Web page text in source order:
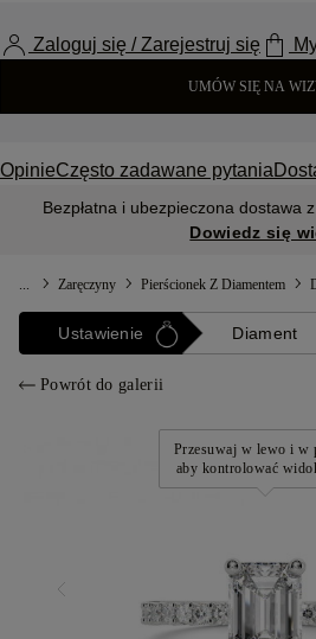
Zaloguj się / Zarejestruj się
UMÓW SIĘ NA
OpinieCzęsto zadawane pytania
Bezpłatna i ubezpieczona dostawa
Dowiedz się
... Zaręczyny Pierścionek Z Diamentem
Ustawienie Diament
Powrót do galerii
Przesuwaj w lewo i w
aby kontrolować